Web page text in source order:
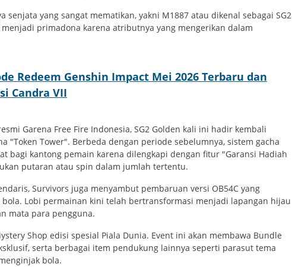
senjata yang sangat mematikan, yakni M1887 atau dikenal sebagai SG2
primadona karena atributnya yang mengerikan dalam
Redeem Genshin Impact Mei 2026 Terbaru dan
Candra VII
Garena Free Fire Indonesia, SG2 Golden kali ini hadir kembali
"Token Tower". Berbeda dengan periode sebelumnya, sistem gacha
bagi kantong pemain karena dilengkapi dengan fitur "Garansi Hadiah
putaran atau spin dalam jumlah tertentu.
Survivors juga menyambut pembaruan versi OB54C yang
bola. Lobi permainan kini telah bertransformasi menjadi lapangan hijau
mata para pengguna.
Shop edisi spesial Piala Dunia. Event ini akan membawa Bundle
serta berbagai item pendukung lainnya seperti parasut tema
bola.